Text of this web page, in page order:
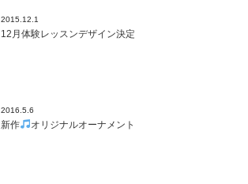
2015.12.1
12月体験レッスンデザイン決定
2016.5.6
新作 オリジナルオーナメント